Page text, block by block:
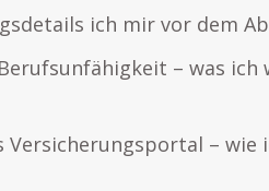
ich mir vor dem
– was ich
Versicherungsportal – wie